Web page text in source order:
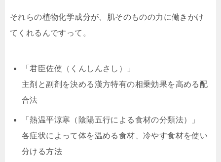
それらの植物化学成分が、肌そのものの力に働きかけ
てくれるんですって。
「君臣佐使（くんしんさし）」
主剤と副剤を決める漢方特有の相乗効果を高める配
合法
「熱温平涼寒（陰陽五行による食材の分類法）」
各症状によって体を温める食材、冷やす食材を使い
分ける方法